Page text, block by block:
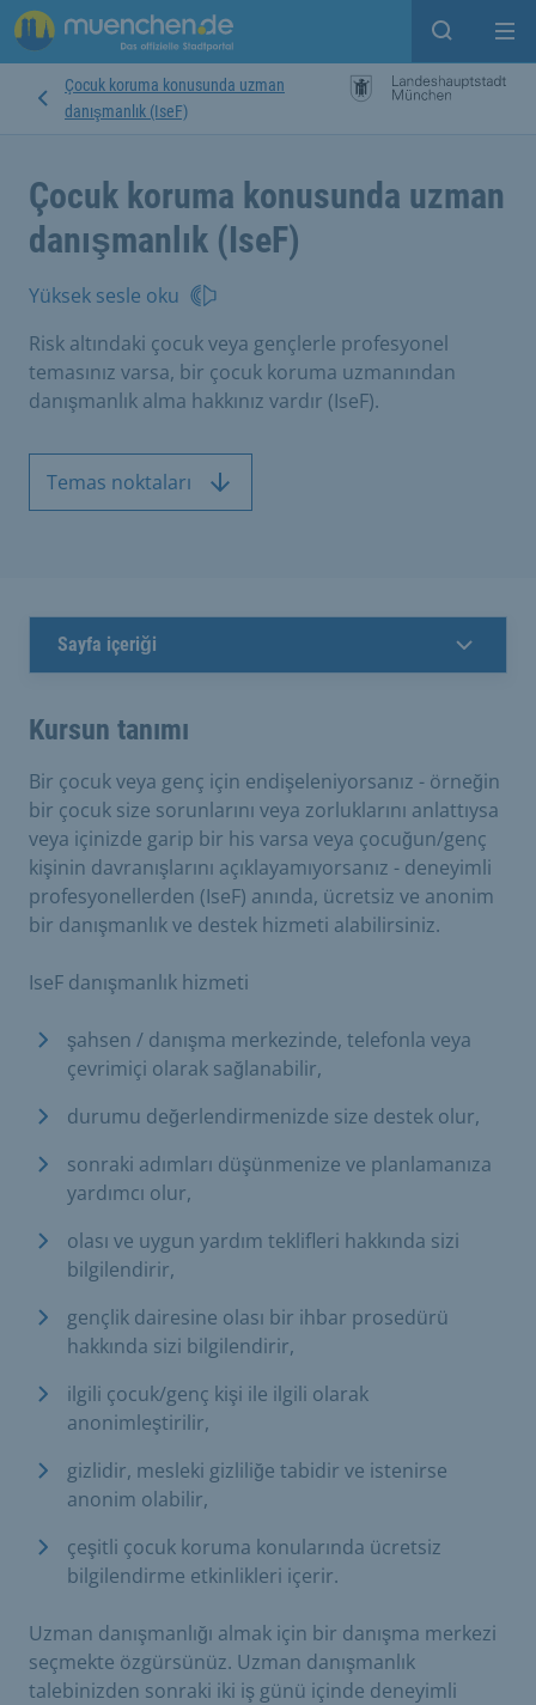
Open
Çocuk koruma konusunda uzman
danışmanlık (IseF)
Çocuk koruma konusunda uzman
danışmanlık (IseF)
Yüksek sesle oku
Risk altındaki çocuk veya gençlerle profesyonel
temasınız varsa, bir çocuk koruma uzmanından
danışmanlık alma hakkınız vardır (IseF).
Temas noktaları
Sayfa içeriği
Kursun tanımı
Bir çocuk veya genç için endişeleniyorsanız - örneğin
bir çocuk size sorunlarını veya zorluklarını anlattıysa
veya içinizde garip bir his varsa veya çocuğun/genç
kişinin davranışlarını açıklayamıyorsanız - deneyimli
profesyonellerden (IseF) anında, ücretsiz ve anonim
bir danışmanlık ve destek hizmeti alabilirsiniz.
IseF danışmanlık hizmeti
şahsen / danışma merkezinde, telefonla veya
çevrimiçi olarak sağlanabilir,
durumu değerlendirmenizde size destek olur,
sonraki adımları düşünmenize ve planlamanıza
yardımcı olur,
olası ve uygun yardım teklifleri hakkında sizi
bilgilendirir,
gençlik dairesine olası bir ihbar prosedürü
hakkında sizi bilgilendirir,
ilgili çocuk/genç kişi ile ilgili olarak
anonimleştirilir,
gizlidir, mesleki gizliliğe tabidir ve istenirse
anonim olabilir,
çeşitli çocuk koruma konularında ücretsiz
bilgilendirme etkinlikleri içerir.
Uzman danışmanlığı almak için bir danışma merkezi
seçmekte özgürsünüz. Uzman danışmanlık
talebinizden sonraki iki iş günü içinde deneyimli